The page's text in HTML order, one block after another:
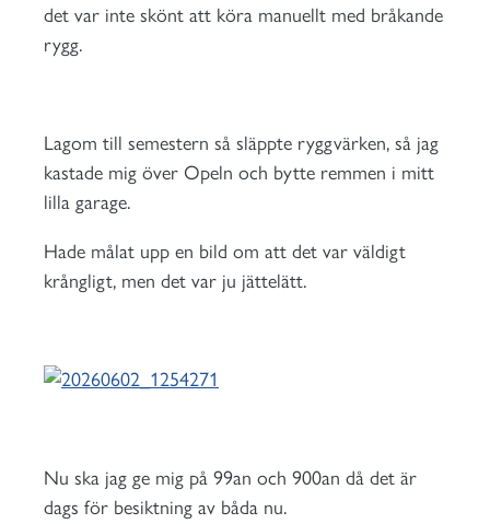
det var inte skönt att köra manuellt med bråkande
rygg.
Lagom till semestern så släppte ryggvärken, så jag
kastade mig över Opeln och bytte remmen i mitt
lilla garage.
Hade målat upp en bild om att det var väldigt
krångligt, men det var ju jättelätt.
Nu ska jag ge mig på 99an och 900an då det är
dags för besiktning av båda nu.